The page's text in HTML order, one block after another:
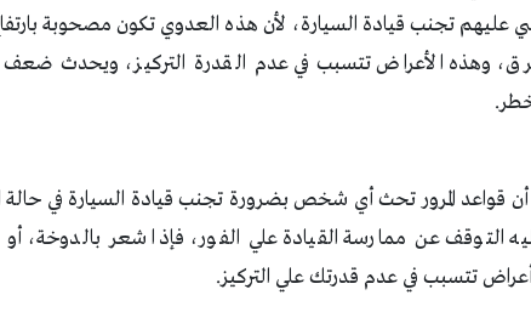
عليهم تجنب قيادة السيارة، لأن هذه العدوي تكون مصحوبة
وهذه الأعراض تتسبب في عدم القدرة التركيز، ويحدث ضعف في
قواعد المرور تحث أي شخص بضرورة تجنب قيادة السيارة في
التوقف عن ممارسة القيادة علي الفور، فإذا شعر بالدوخة، أو
أعراض تتسبب في عدم قدرتك علي التركيز.